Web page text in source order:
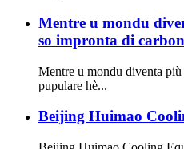
Mentre u mondu
so impronta di
Mentre u mondu diventa
pupulare hè...
Beijing Huimao